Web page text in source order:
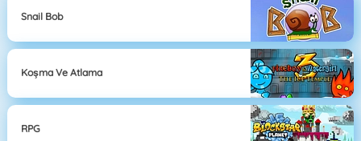
Snail Bob
Koşma Ve Atlama
RPG